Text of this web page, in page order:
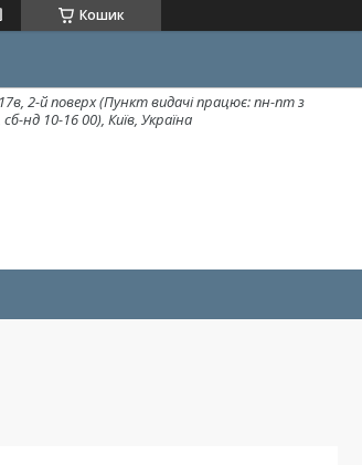
Кошик
2-й поверх (Пункт видачі працює: пн-пт з
нд 10-16 00), Київ, Україна